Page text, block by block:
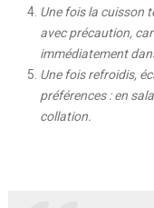
Une fois la cuisson
avec précaution,
immédiatement
Une fois refroidis,
préférences : en
collation.